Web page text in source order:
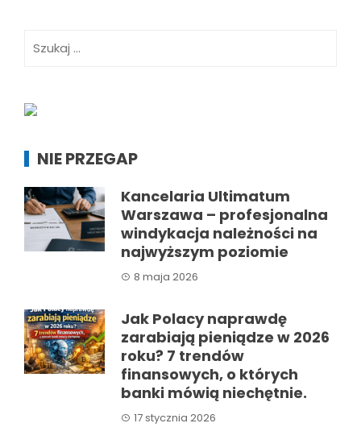
NIE PRZEGAP
Kancelaria Ultimatum
Warszawa – profesjonalna
windykacja należności na
najwyższym poziomie
8 maja 2026
Jak Polacy naprawdę
zarabiają pieniądze w 2026
roku? 7 trendów
finansowych, o których
banki mówią niechętnie.
17 stycznia 2026